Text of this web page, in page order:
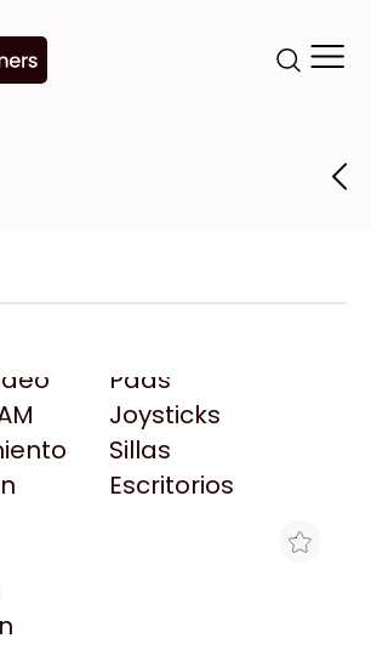
Pads
Joysticks
Sillas
Escritorios
MSA 2.4TB SAS 10K SFF